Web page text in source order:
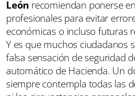
León recomiendan ponerse
profesionales para evitar
económicas o incluso futuras
Y es que muchos ciudadanos
falsa sensación de seguridad
automático de Hacienda. Un
siempre contempla todas las